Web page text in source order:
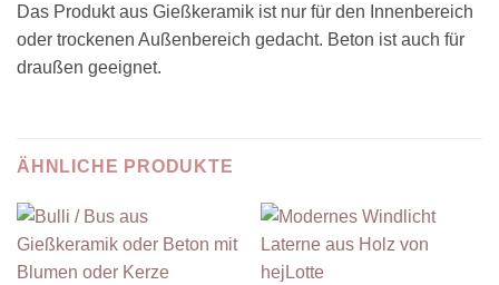
Das Produkt aus Gießkeramik ist nur für den Innenbereich
oder trockenen Außenbereich gedacht. Beton ist auch für
draußen geeignet.
ÄHNLICHE PRODUKTE